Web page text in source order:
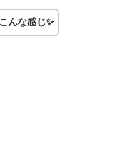
んな感じ✨